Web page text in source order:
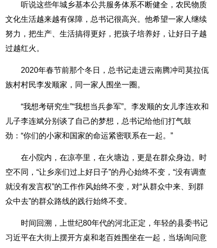
听说这些年城乡基本公共服务体系不断健全，农民物质
文化生活越来越有保障，总书记很高兴。他希望一家人继续
努力，把生产、生活搞得更好，把孩子培养好，让好日子越
过越红火。
2020年春节前那个冬日，总书记走进云南腾冲司莫拉佤
族村村民李发顺家，同一家人围坐一圈。
“我想考研究生”“我想当兵参军”。李发顺的女儿李连欢和
儿子李连斌分别谈了自己的梦想，总书记给他们打气鼓
劲：“你们的小家和国家的命运紧密联系在一起。”
在小院内，在凉亭里，在火塘边，更是在群众身边。时
空不同，“让乡亲们过上好日子”的丹心始终不变，“没有调查
就没有发言权”的工作作风始终不变，对“从群众中来、到群
众中去”的群众路线的践行始终不变。
时间回溯，上世纪80年代的河北正定，年轻的县委书记
习近平在大街上摆开方桌和老百姓围坐在一起，当场询问意